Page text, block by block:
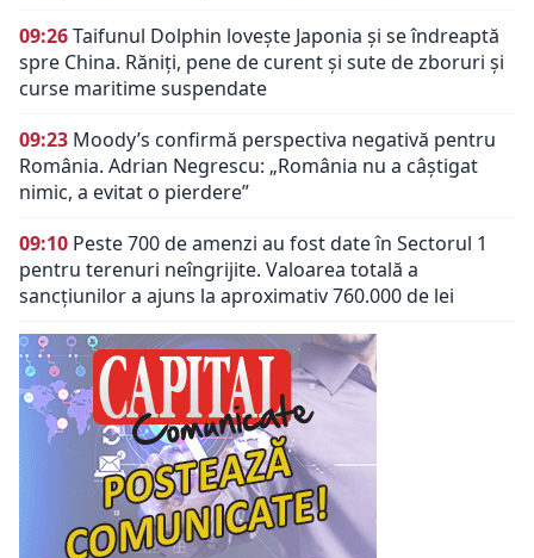
09:26Taifunul Dolphin lovește Japonia și se îndreaptă
spre China. Răniți, pene de curent și sute de zboruri și
curse maritime suspendate
09:23 Moody’s confirmă perspectiva negativă pentru
România. Adrian Negrescu: „România nu a câștigat
nimic, a evitat o pierdere”
09:10 Peste 700 de amenzi au fost date în Sectorul 1
pentru terenuri neîngrijite. Valoarea totală a
sancțiunilor a ajuns la aproximativ 760.000 de lei